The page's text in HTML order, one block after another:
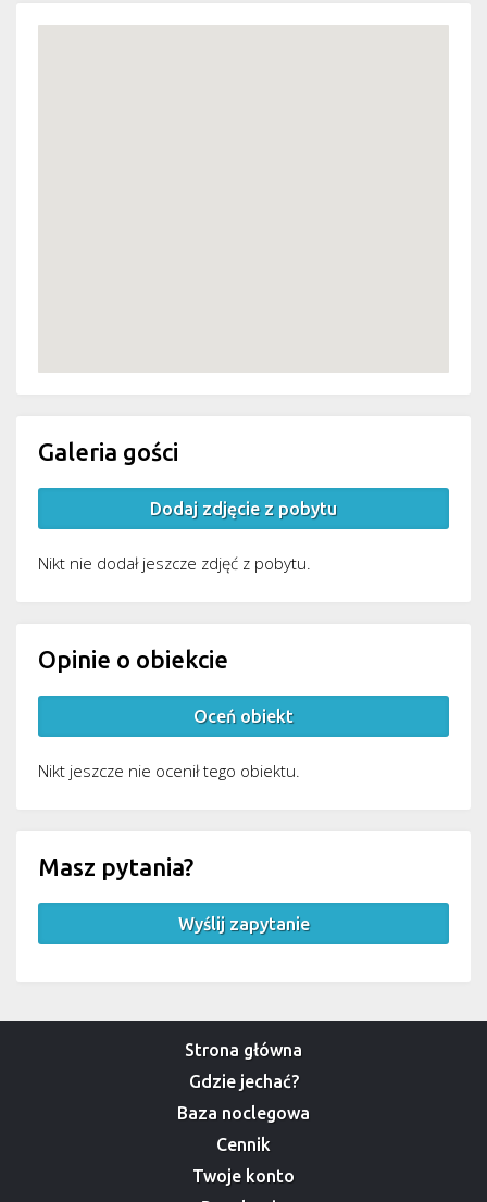
Galeria gości
Dodaj zdjęcie z pobytu
Nikt nie dodał jeszcze zdjęć z pobytu.
Opinie o obiekcie
Oceń obiekt
Nikt jeszcze nie ocenił tego obiektu.
Masz pytania?
Wyślij zapytanie
Strona główna
Gdzie jechać?
Baza noclegowa
Cennik
Twoje konto